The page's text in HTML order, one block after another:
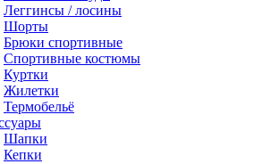
Леггинсы / лосины
Шорты
Брюки спортивные
Спортивные костюмы
Куртки
Жилетки
Термобельё
Шапки
Кепки